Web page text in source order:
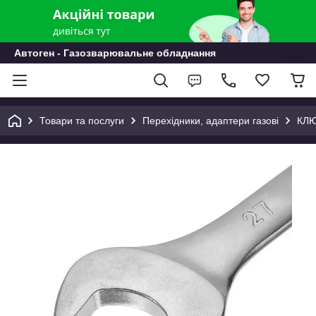
Автоген - Газозварювальне обладнання
Товари та послуги Перехідники, адаптери газові